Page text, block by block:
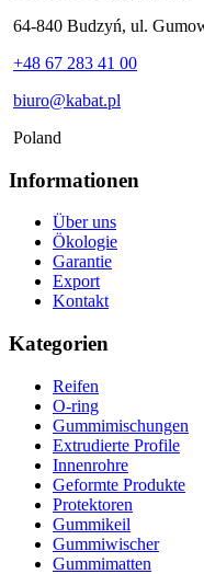
64-840 Budzyń, ul.
+48 67 283 41 00
biuro@kabat.pl
Poland
Informationen
Über uns
Ökologie
Garantie
Export
Kontakt
Kategorien
Reifen
O-ring
Gummimischungen
Extrudierte Profile
Innenrohre
Geformte Produkte
Protektoren
Gummikeil
Gummiwischer
Gummimatten